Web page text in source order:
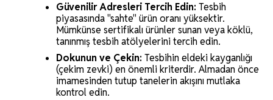
Güvenilir Adresleri Tercih Edin: Tesbih
piyasasında "sahte" ürün oranı yüksektir.
Mümkünse sertifikalı ürünler sunan veya köklü,
tanınmış tesbih atölyelerini tercih edin.
Dokunun ve Çekin: Tesbihin eldeki kayganlığı
(çekim zevki) en önemli kriterdir. Almadan önce
imamesinden tutup tanelerin akışını mutlaka
kontrol edin.